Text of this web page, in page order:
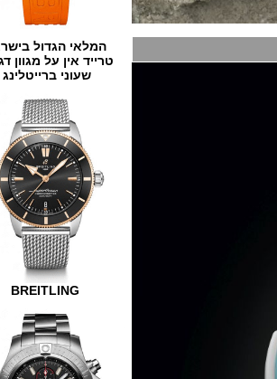
המלאי הגדול בישראל
טרייד אין על מגוון דגמים
שעוני ברייטלינג
BREITLING